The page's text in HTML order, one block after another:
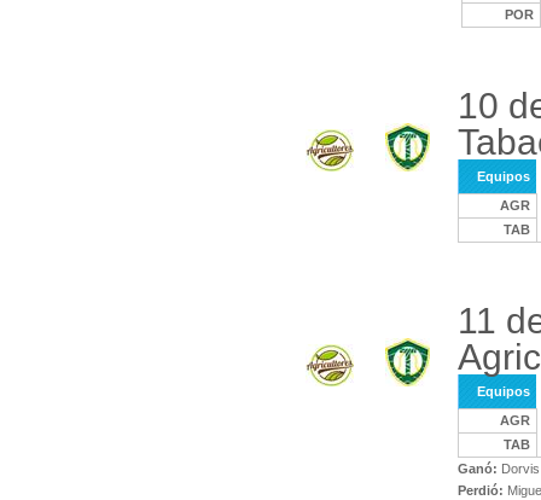
POR
10
Equipos
AGR
TAB
11
Equipos
AGR
TAB
Ganó:
Perdió: